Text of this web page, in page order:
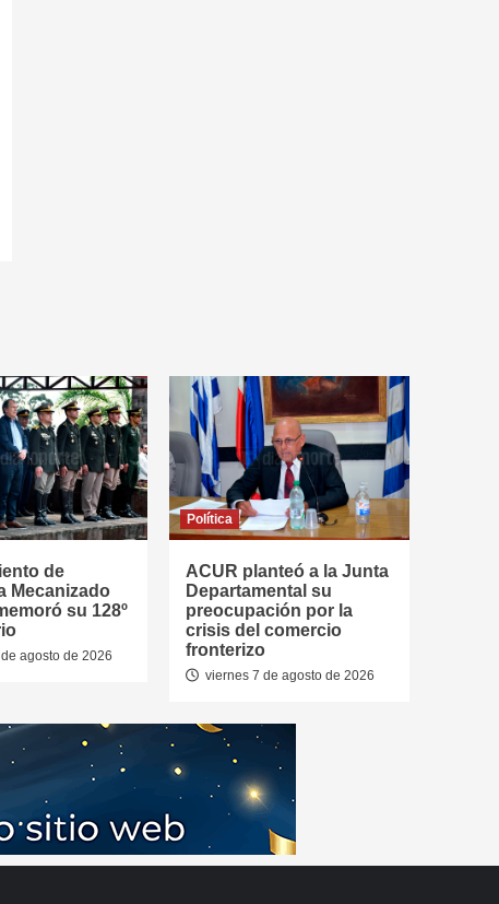
de
Mecanizado
su 128º
agosto de 2026
Política
ACUR planteó a la Junta
Departamental su
preocupación por la
crisis del comercio
fronterizo
viernes 7 de agosto de 2026